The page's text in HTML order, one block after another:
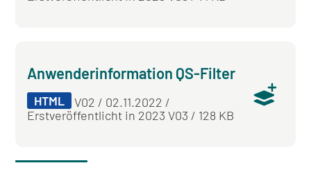
Anwenderinformation QS-Filter
HTML
V02 / 02.11.2022 /
Erstveröffentlicht in 2023 V03 / 128 KB